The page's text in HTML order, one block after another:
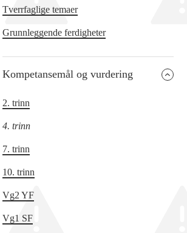
Tverrfaglige temaer
Grunnleggende ferdigheter
Kompetansemål og vurdering
2. trinn
4. trinn
7. trinn
10. trinn
Vg2 YF
Vg1 SF